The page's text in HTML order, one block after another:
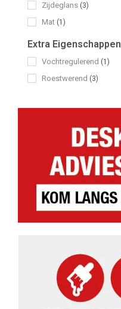
Zijdeglans (3)
Mat (1)
Extra Eigenschappen
Vochtregulerend (1)
Roestwerend (3)